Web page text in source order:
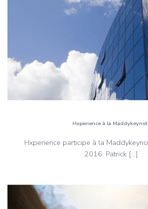
Hxperience à la
Hxperience participe à la
2016. Patrick […]